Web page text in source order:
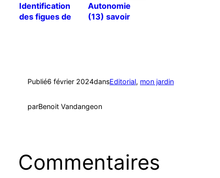
Identification
des figues de
Autonomie
(13) savoir
Publié6 février 2024dansEditorial, mon jardin
parBenoit Vandangeon
Commentaires